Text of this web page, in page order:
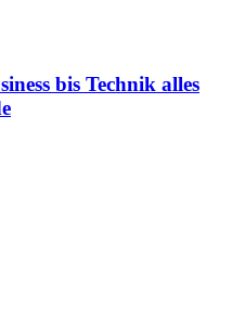
bis Technik alles